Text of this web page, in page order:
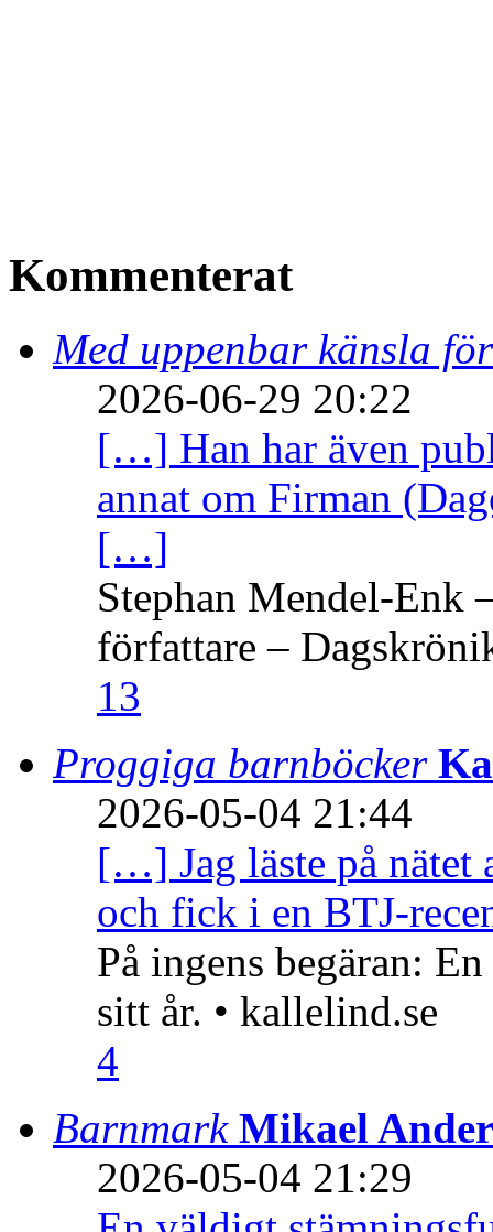
Kommenterat
Med uppenbar känsla
2026-06-29 20:22
[…] Han har även
annat om Firman
[…]
Stephan Mendel-Enk
författare –
13
Proggiga barnböcker
2026-05-04 21:44
[…] Jag läste på nätet
och fick i en BTJ-
På ingens begäran:
sitt år. • kallelind.se
4
Barnmark Mikael
2026-05-04 21:29